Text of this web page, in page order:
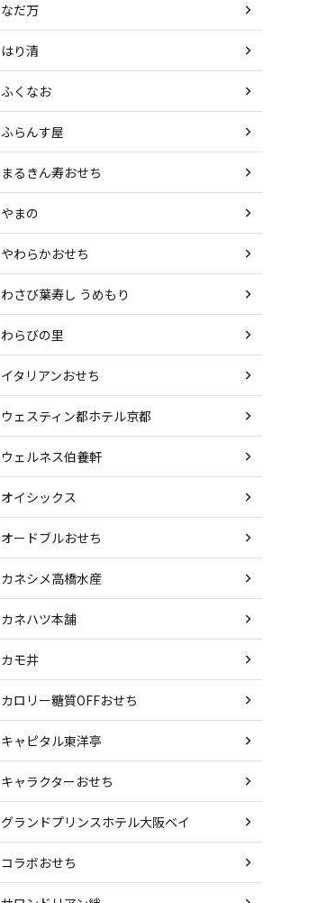
なだ万
はり清
ふくなお
ふらんす屋
まるきん寿おせち
やまの
やわらかおせち
わさび葉寿し うめもり
わらびの里
イタリアンおせち
ウェスティン都ホテル京都
ウェルネス伯養軒
オイシックス
オードブルおせち
カネシメ高橋水産
カネハツ本舗
カモ井
カロリー糖質OFFおせち
キャピタル東洋亭
キャラクターおせち
グランドプリンスホテル大阪ベイ
コラボおせち